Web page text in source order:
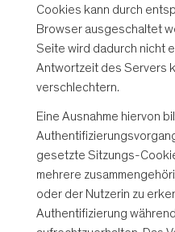
Cookies kann durch
Browser ausgeschaltet
Seite wird dadurch nicht
Antwortzeit des Servers
verschlechtern.
Eine Ausnahme hiervon
gesetzte Sitzungs-
mehrere
oder der Nutzerin zu
Authentifizierung